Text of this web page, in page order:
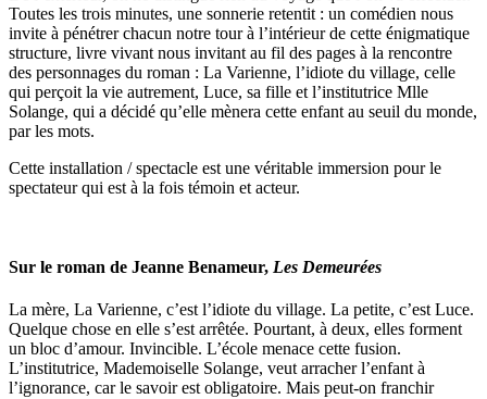
Toutes les trois minutes, une sonnerie retentit : un comédien nous
invite à pénétrer chacun notre tour à l’intérieur de cette énigmatique
structure, livre vivant nous invitant au fil des pages à la rencontre
des personnages du roman : La Varienne, l’idiote du village, celle
qui perçoit la vie autrement, Luce, sa fille et l’institutrice Mlle
Solange, qui a décidé qu’elle mènera cette enfant au seuil du monde,
par les mots.
Cette installation / spectacle est une véritable immersion pour le
spectateur qui est à la fois témoin et acteur.
Sur le roman de Jeanne Benameur, Les Demeurées
La mère, La Varienne, c’est l’idiote du village. La petite, c’est Luce.
Quelque chose en elle s’est arrêtée. Pourtant, à deux, elles forment
un bloc d’amour. Invincible. L’école menace cette fusion.
L’institutrice, Mademoiselle Solange, veut arracher l’enfant à
l’ignorance, car le savoir est obligatoire. Mais peut-on franchir